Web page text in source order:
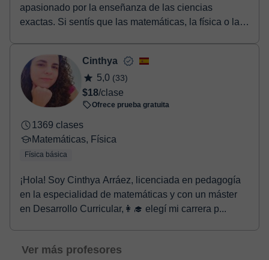
apasionado por la enseñanza de las ciencias
exactas. Si sentís que las matemáticas, la física o la
Cinthya
5,0 (33)
$18/clase
Ofrece prueba gratuita
1369 clases
Matemáticas, Física
Física básica
¡Hola! Soy Cinthya Arráez, licenciada en pedagogía
en la especialidad de matemáticas y con un máster
en Desarrollo Curricular,👩‍🎓 elegí mi carrera p...
Ver más profesores